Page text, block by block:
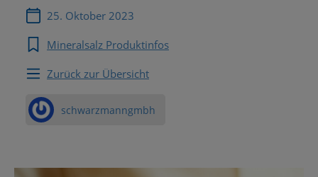
25. Oktober 2023
Mineralsalz Produktinfos
Zurück zur Übersicht
schwarzmanngmbh